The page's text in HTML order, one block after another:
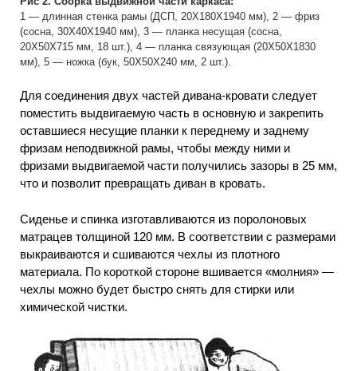
1 — длинная стенка рамы (ДСП, 20X180X1940 мм), 2 — фриз
(сосна, 30Х40Х1940 мм), 3 — планка несущая (сосна,
20Х50Х715 мм, 18 шт.), 4 — планка связующая (20Х50Х1830
мм), 5 — ножка (бук, 50X50X240 мм, 2 шт.).
Для соединения двух частей дивана-кровати следует
поместить выдвигаемую часть в основную и закрепить
оставшиеся несущие планки к переднему и заднему
фризам неподвижной рамы, чтобы между ними и
фризами выдвигаемой части получились зазоры в 25 мм,
что и позволит превращать диван в кровать.
Сиденье и спинка изготавливаются из поролоновых
матрацев толщиной 120 мм. В соответствии с размерами
выкраиваются и сшиваются чехлы из плотного
материала. По короткой стороне вшивается «молния» —
чехлы можно будет быстро снять для стирки или
химической чистки.